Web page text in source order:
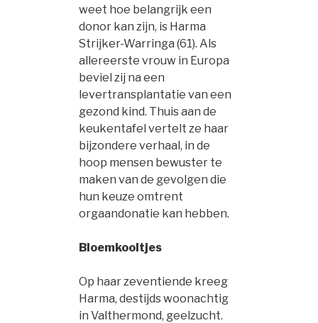
weet hoe belangrijk een
donor kan zijn, is Harma
Strijker-Warringa (61). Als
allereerste vrouw in Europa
beviel zij na een
levertransplantatie van een
gezond kind. Thuis aan de
keukentafel vertelt ze haar
bijzondere verhaal, in de
hoop mensen bewuster te
maken van de gevolgen die
hun keuze omtrent
orgaandonatie kan hebben.
Bloemkooltjes
Op haar zeventiende kreeg
Harma, destijds woonachtig
in Valthermond, geelzucht.